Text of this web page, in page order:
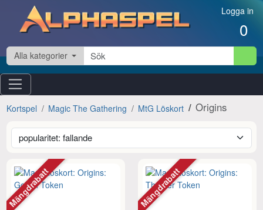
Hoppa till innehåll Logga in
0
Alla kategorier
Kortspel Magic The Gathering MtG Löskort Origins
Mängdrabatt Mängdrabatt